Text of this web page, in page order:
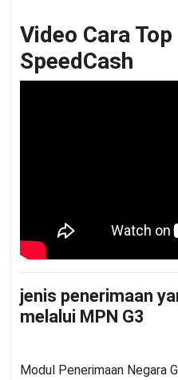
Video Cara
SpeedCash
jenis penerimaan
melalui MPN G3
Modul Penerimaan Negara